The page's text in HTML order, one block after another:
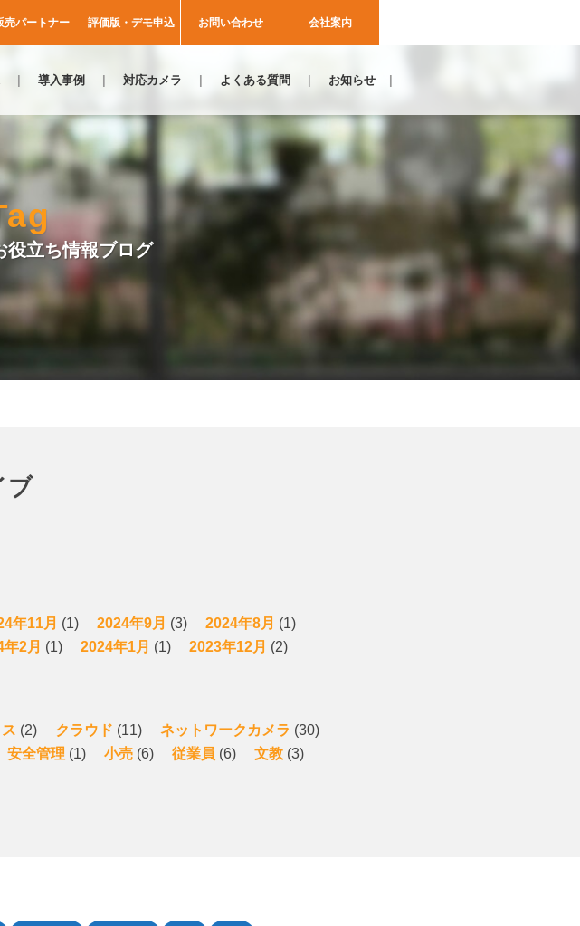
売パートナー 評価版・デモ申込 お問い合わせ 会社案内
導入事例 対応カメラ よくある質問 お知らせ
役立ち情報ブログ
ブ
年11月 (1) 2024年9月 (3) 2024年8月 (1)
2月 (1) 2024年1月 (1) 2023年12月 (2)
(2) クラウド (11) ネットワークカメラ (30)
安全管理 (1) 小売 (6) 従業員 (6) 文教 (3)